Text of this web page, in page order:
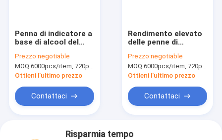
Penna di indicatore a
base di alcool del
con lo scalpello di
8mm - di 6mm ed i
punti medi
Prezzo:negotiable
MOQ:6000pcs/item, 720pcs/color
Ottieni l'ultimo prezzo
Contattaci
Rendimento elevato
delle penne di
indicatori del gemello
della spazzola
dell'artista per i
Prezzo:negotiable
MOQ:6000pcs/item, 720pcs/color
Ottieni l'ultimo prezzo
Contattaci
Risparmia tempo